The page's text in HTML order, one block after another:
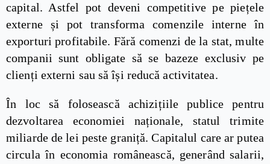
capital. Astfel pot deveni competitive pe piețele
externe și pot transforma comenzile interne în
exporturi profitabile. Fără comenzi de la stat, multe
companii sunt obligate să se bazeze exclusiv pe
clienți externi sau să își reducă activitatea.
În loc să folosească achizițiile publice pentru
dezvoltarea economiei naționale, statul trimite
miliarde de lei peste graniță. Capitalul care ar putea
circula în economia românească, generând salarii,